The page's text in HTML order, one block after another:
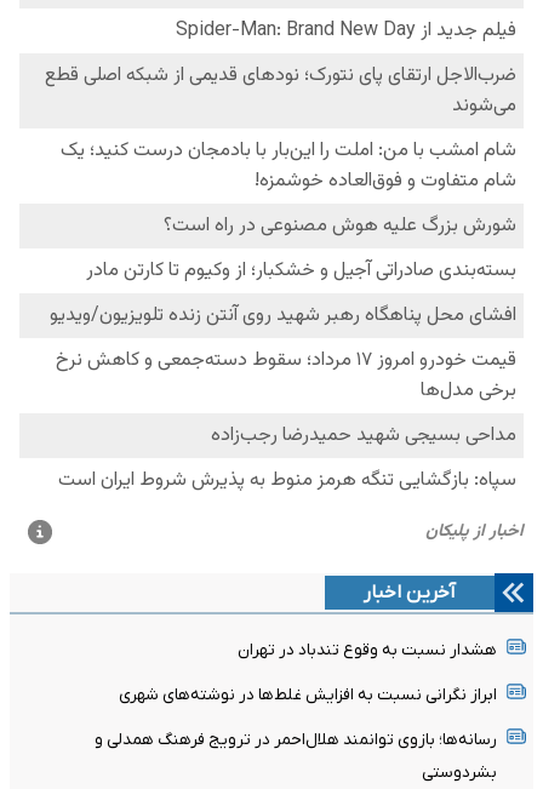
آخرین اخبار
هشدار نسبت به وقوع تندباد در تهران
ابراز نگرانی نسبت به افزایش غلط‌ها در نوشته‌های شهری
رسانه‌ها؛ بازوی توانمند هلال‌احمر در ترویج فرهنگ همدلی و
بشردوستی